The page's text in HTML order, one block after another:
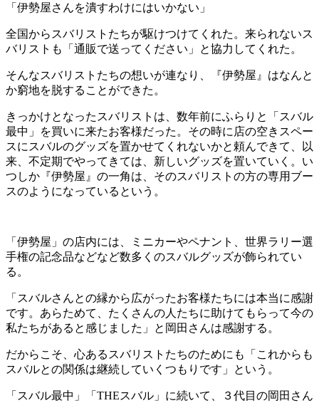
「伊勢屋さんを潰すわけにはいかない」
全国からスバリストたちが駆けつけてくれた。来られないス
バリストも「通販で送ってください」と協力してくれた。
そんなスバリストたちの想いが連なり、『伊勢屋』はなんと
か窮地を脱することができた。
きっかけとなったスバリストは、数年前にふらりと「スバル
最中」を買いに来たお客様だった。その時に店の空きスペー
スにスバルのグッズを置かせてくれないかと頼んできて、以
来、不定期でやってきては、新しいグッズを置いていく。い
つしか『伊勢屋』の一角は、そのスバリストの方の専用ブー
スのようになっているという。
「伊勢屋」の店内には、ミニカーやペナント、世界ラリー選
手権の記念品などなど数多くのスバルグッズが飾られてい
る。
「スバルさんとの縁から広がったお客様たちには本当に感謝
です。あらためて、たくさんの人たちに助けてもらって今の
私たちがあると感じました」と岡田さんは感謝する。
だからこそ、心あるスバリストたちのためにも「これからも
スバルとの関係は継続していくつもりです」という。
「スバル最中」「THEスバル」に続いて、３代目の岡田さん